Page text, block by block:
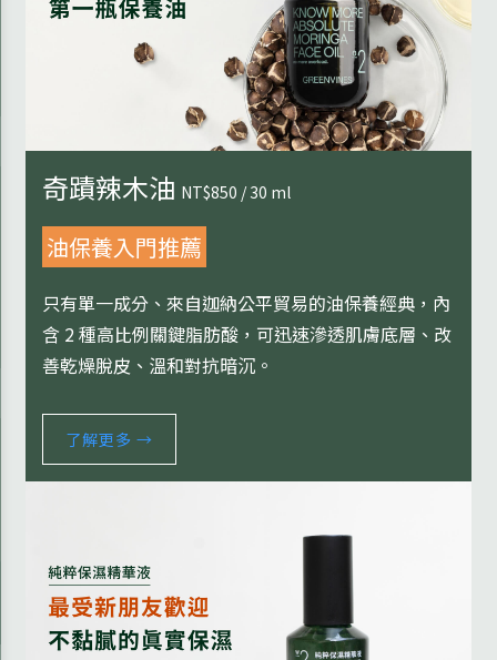
奇蹟辣木油 NT$850 / 30 ml
油保養入門推薦
只有單一成分、來自迦納公平貿易的油保養經典，內
含 2 種高比例關鍵脂肪酸，可迅速滲透肌膚底層、改
善乾燥脫皮、溫和對抗暗沉。
了解更多 →